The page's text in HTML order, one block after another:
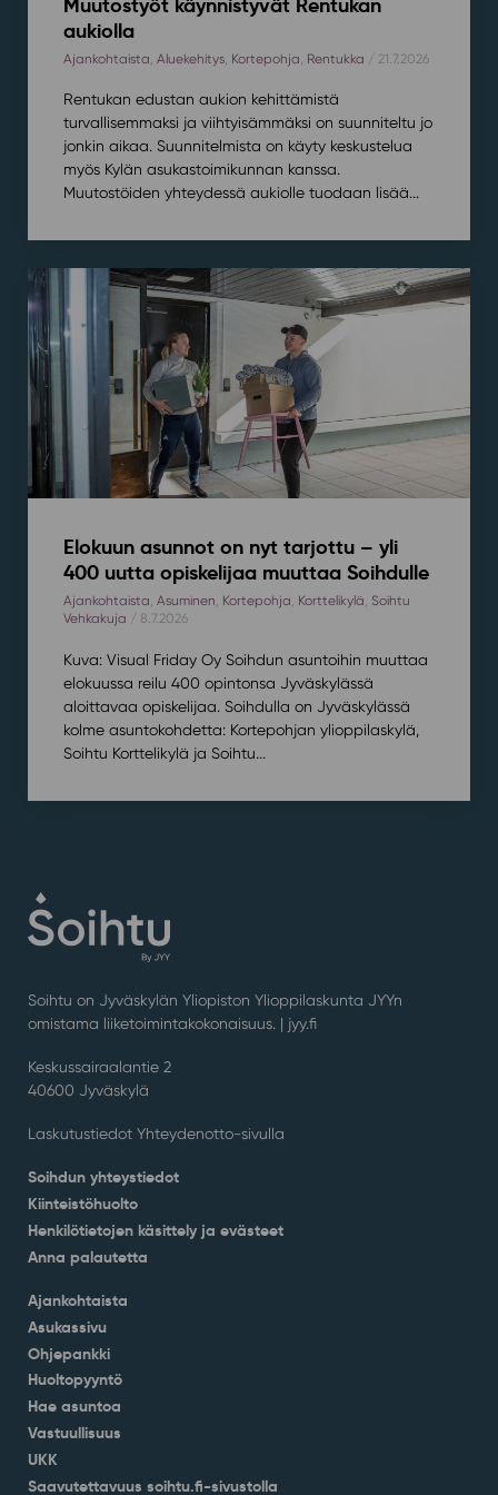
Muutostyöt käynnistyvät Rentukan
aukiolla
Ajankohtaista, Aluekehitys, Kortepohja, Rentukka / 21.7.2026
Rentukan edustan aukion kehittämistä
turvallisemmaksi ja viihtyisämmäksi on suunniteltu jo
jonkin aikaa. Suunnitelmista on käyty keskustelua
myös Kylän asukastoimikunnan kanssa.
Muutostöiden yhteydessä aukiolle tuodaan lisää...
Elokuun asunnot on nyt tarjottu – yli
400 uutta opiskelijaa muuttaa Soihdulle
Ajankohtaista, Asuminen, Kortepohja, Korttelikylä, Soihtu
Vehkakuja / 8.7.2026
Kuva: Visual Friday Oy Soihdun asuntoihin muuttaa
elokuussa reilu 400 opintonsa Jyväskylässä
aloittavaa opiskelijaa. Soihdulla on Jyväskylässä
kolme asuntokohdetta: Kortepohjan ylioppilaskylä,
Soihtu Korttelikylä ja Soihtu...
Soihtu on Jyväskylän Yliopiston Ylioppilaskunta JYYn
omistama liiketoimintakokonaisuus. | jyy.fi
Keskussairaalantie 2
40600 Jyväskylä
Laskutustiedot Yhteydenotto-sivulla
Soihdun yhteystiedot
Kiinteistöhuolto
Henkilötietojen käsittely ja evästeet
Anna palautetta
Ajankohtaista
Asukassivu
Ohjepankki
Huoltopyyntö
Hae asuntoa
Vastuullisuus
UKK
Saavutettavuus soihtu.fi-sivustolla